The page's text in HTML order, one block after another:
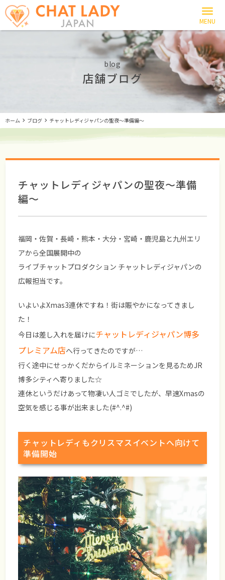
blog
店舗ブログ
ホーム ブログ チャットレディジャパンの聖夜～準備編～
チャットレディジャパンの聖夜～準備
編～
福岡・佐賀・長崎・熊本・大分・宮崎・鹿児島と九州エリ
アから全国展開中の
ライブチャットプロダクション チャットレディジャパンの
広報担当です。
いよいよXmas3連休ですね！街は賑やかになってきまし
た！
今日は差し入れを届けにチャットレディジャパン博多
プレミアム店へ行ってきたのですが…
行く途中にせっかくだからイルミネーションを見るためJR
博多シティへ寄りました☆
連休というだけあって物凄い人ゴミでしたが、早速Xmasの
空気を感じる事が出来ました(#^.^#)
チャットレディもクリスマスイベントへ向けて
準備開始